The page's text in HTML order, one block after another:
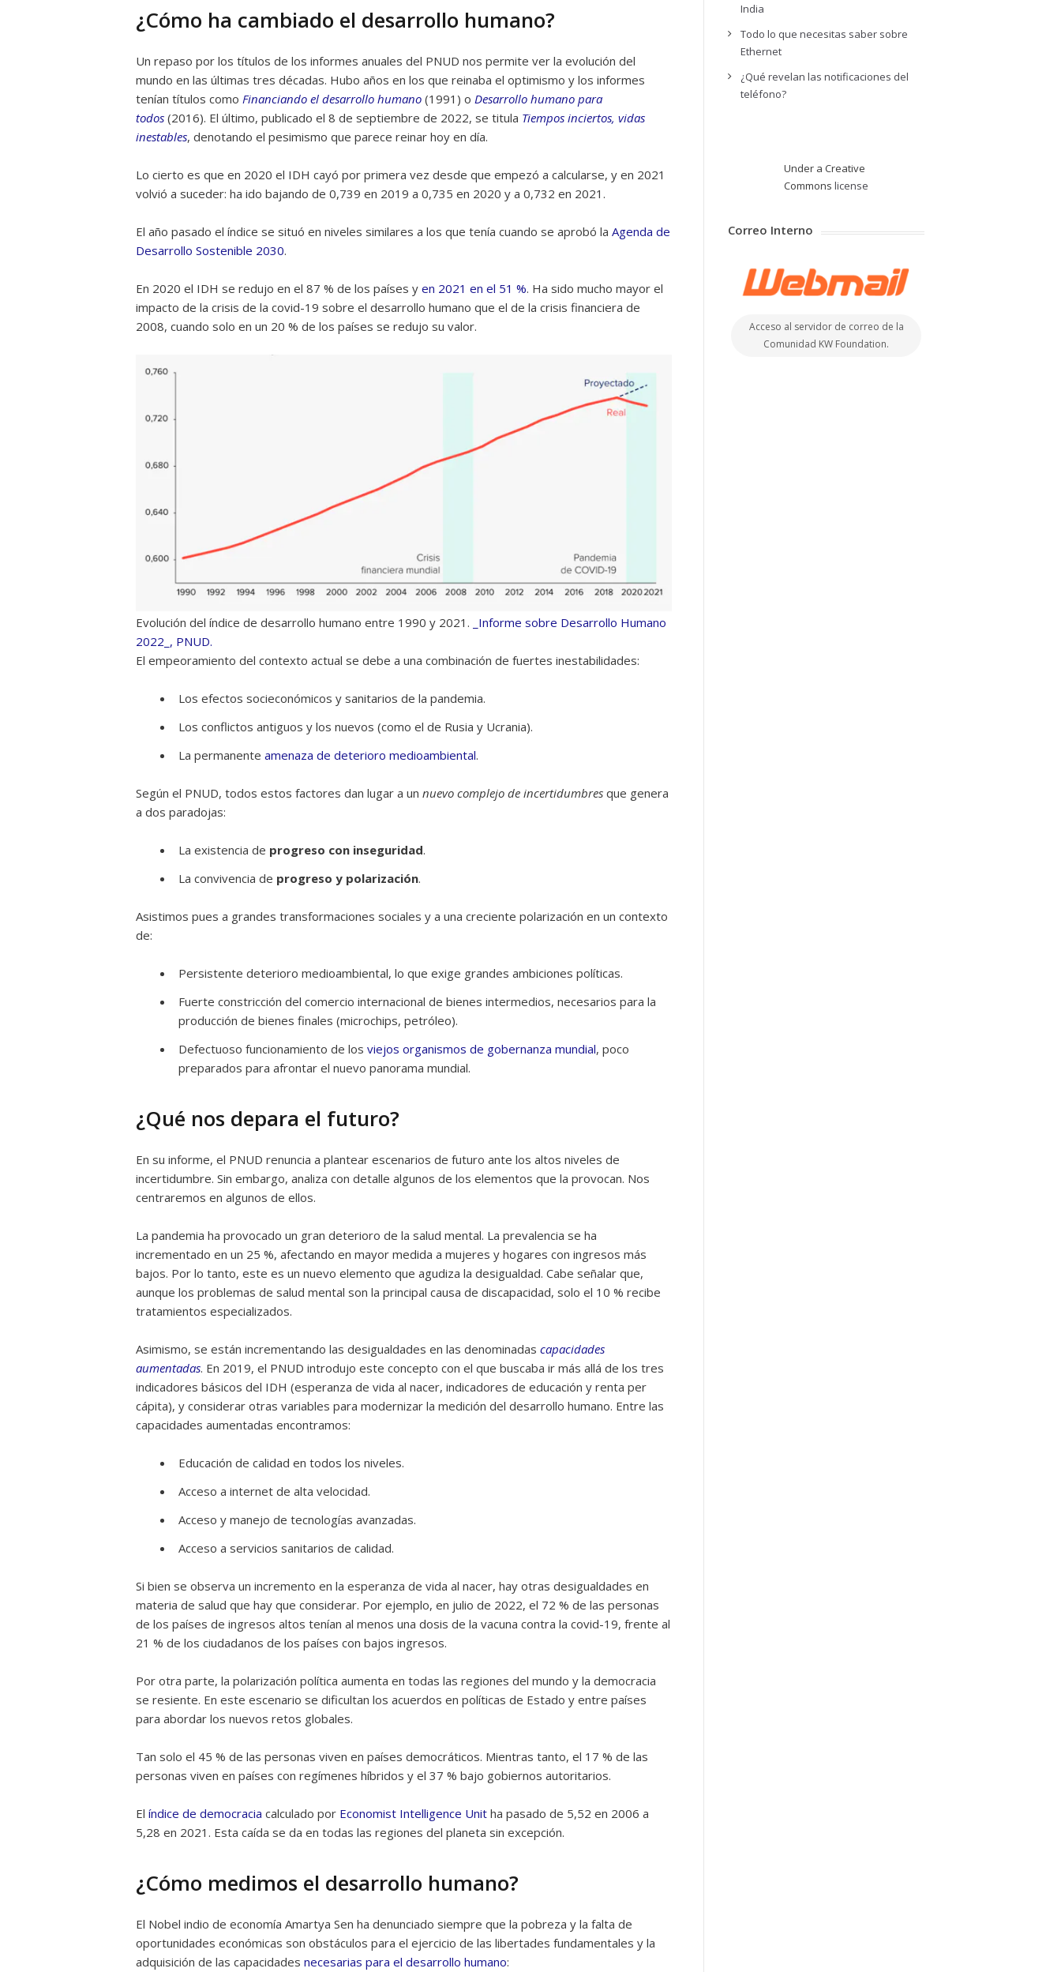
¿Cómo ha cambiado el desarrollo humano?
Un repaso por los títulos de los informes anuales del PNUD nos permite ver la evolución del
mundo en las últimas tres décadas. Hubo años en los que reinaba el optimismo y los informes
tenían títulos como Financiando el desarrollo humano (1991) o Desarrollo humano para
todos (2016). El último, publicado el 8 de septiembre de 2022, se titula Tiempos inciertos, vidas
inestables, denotando el pesimismo que parece reinar hoy en día.
Lo cierto es que en 2020 el IDH cayó por primera vez desde que empezó a calcularse, y en 2021
volvió a suceder: ha ido bajando de 0,739 en 2019 a 0,735 en 2020 y a 0,732 en 2021.
El año pasado el índice se situó en niveles similares a los que tenía cuando se aprobó la Agenda de
Desarrollo Sostenible 2030.
En 2020 el IDH se redujo en el 87 % de los países y en 2021 en el 51 %. Ha sido mucho mayor el
impacto de la crisis de la covid-19 sobre el desarrollo humano que el de la crisis financiera de
2008, cuando solo en un 20 % de los países se redujo su valor.
Evolución del índice de desarrollo humano entre 1990 y 2021.
_Informe sobre Desarrollo Humano
2022_, PNUD.
El empeoramiento del contexto actual se debe a una combinación de fuertes inestabilidades:
Los efectos socieconómicos y sanitarios de la pandemia.
Los conflictos antiguos y los nuevos (como el de Rusia y Ucrania).
La permanente amenaza de deterioro medioambiental.
Según el PNUD, todos estos factores dan lugar a un nuevo complejo de incertidumbres que genera
a dos paradojas:
La existencia de progreso con inseguridad.
La convivencia de progreso y polarización.
Asistimos pues a grandes transformaciones sociales y a una creciente polarización en un contexto
de:
Persistente deterioro medioambiental, lo que exige grandes ambiciones políticas.
Fuerte constricción del comercio internacional de bienes intermedios, necesarios para la
producción de bienes finales (microchips, petróleo).
Defectuoso funcionamiento de los viejos organismos de gobernanza mundial, poco
preparados para afrontar el nuevo panorama mundial.
¿Qué nos depara el futuro?
En su informe, el PNUD renuncia a plantear escenarios de futuro ante los altos niveles de
incertidumbre. Sin embargo, analiza con detalle algunos de los elementos que la provocan. Nos
centraremos en algunos de ellos.
La pandemia ha provocado un gran deterioro de la salud mental. La prevalencia se ha
incrementado en un 25 %, afectando en mayor medida a mujeres y hogares con ingresos más
bajos. Por lo tanto, este es un nuevo elemento que agudiza la desigualdad. Cabe señalar que,
aunque los problemas de salud mental son la principal causa de discapacidad, solo el 10 % recibe
tratamientos especializados.
Asimismo, se están incrementando las desigualdades en las denominadas capacidades
aumentadas. En 2019, el PNUD introdujo este concepto con el que buscaba ir más allá de los tres
indicadores básicos del IDH (esperanza de vida al nacer, indicadores de educación y renta per
cápita), y considerar otras variables para modernizar la medición del desarrollo humano. Entre las
capacidades aumentadas encontramos:
Educación de calidad en todos los niveles.
Acceso a internet de alta velocidad.
Acceso y manejo de tecnologías avanzadas.
Acceso a servicios sanitarios de calidad.
Si bien se observa un incremento en la esperanza de vida al nacer, hay otras desigualdades en
materia de salud que hay que considerar. Por ejemplo, en julio de 2022, el 72 % de las personas
de los países de ingresos altos tenían al menos una dosis de la vacuna contra la covid-19, frente al
21 % de los ciudadanos de los países con bajos ingresos.
Por otra parte, la polarización política aumenta en todas las regiones del mundo y la democracia
se resiente. En este escenario se dificultan los acuerdos en políticas de Estado y entre países
para abordar los nuevos retos globales.
Tan solo el 45 % de las personas viven en países democráticos. Mientras tanto, el 17 % de las
personas viven en países con regímenes híbridos y el 37 % bajo gobiernos autoritarios.
El índice de democracia calculado por Economist Intelligence Unit ha pasado de 5,52 en 2006 a
5,28 en 2021. Esta caída se da en todas las regiones del planeta sin excepción.
¿Cómo medimos el desarrollo humano?
El Nobel indio de economía Amartya Sen ha denunciado siempre que la pobreza y la falta de
oportunidades económicas son obstáculos para el ejercicio de las libertades fundamentales y la
adquisición de las capacidades necesarias para el desarrollo humano:
India
Todo lo que necesitas saber sobre
Ethernet
¿Qué revelan las notificaciones del
teléfono?
Under a Creative
Commons license
Correo Interno
Acceso al servidor de correo de la
Comunidad KW Foundation.